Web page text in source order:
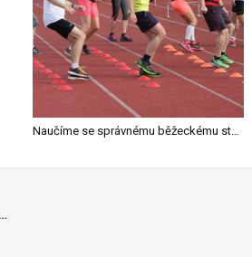
Naučíme se správnému běžeckému stylu